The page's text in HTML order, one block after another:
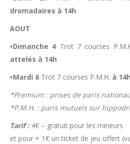
dromadaires à 14h
AOUT
•Dimanche 4Trot 7 courses
attelés à 14h
•Mardi 6 Trot 7 courses P.M.H. à 14h
*Premium : prises de paris
*P.M.H. : paris mutuels sur
Tarif : 4€ – gratuit pour les mineurs
et pour + 1€ un ticket de jeu offert